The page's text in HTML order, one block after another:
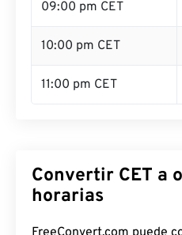
09:00 pm CET
10:00 pm CET
11:00 pm CET
Convertir CET a
horarias